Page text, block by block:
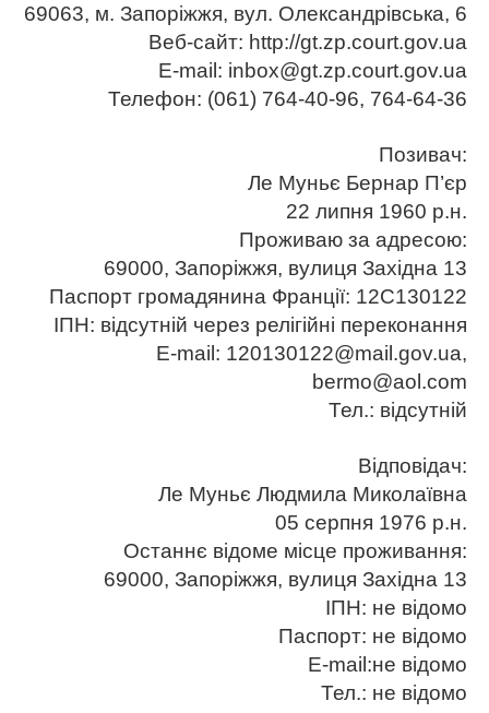
69063, м. Запоріжжя, вул. Олександрівська, 6
Веб-сайт: http://gt.zp.court.gov.ua
E-mail: inbox@gt.zp.court.gov.ua
Телефон: (061) 764-40-96, 764-64-36
Позивач:
Ле Муньє Бернар П’єр
22 липня 1960 р.н.
Проживаю за адресою:
69000, Запоріжжя, вулиця Західна 13
Паспорт громадянина Франції: 12C130122
ІПН: відсутній через релігійні переконання
E-mail: 120130122@mail.gov.ua,
bermo@aol.com
Тел.: ‎‎відсутній
Відповідач:
Ле Муньє Людмила Миколаївна
05 серпня 1976 р.н.
Останнє відоме місце проживання:
69000, Запоріжжя, вулиця Західна 13
ІПН: не відомо
Паспорт: не відомо
E-mail:не відомо
Тел.: не відомо